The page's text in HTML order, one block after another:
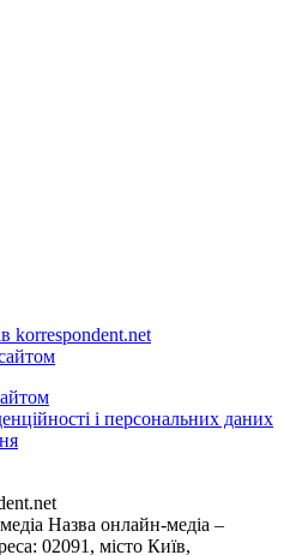
korrespondent.net
і персональних даних
Назва онлайн-медіа –
02091, місто Київ,